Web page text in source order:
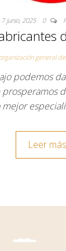
7 junio, 2025 0
general
podemos
mejor
Leer más